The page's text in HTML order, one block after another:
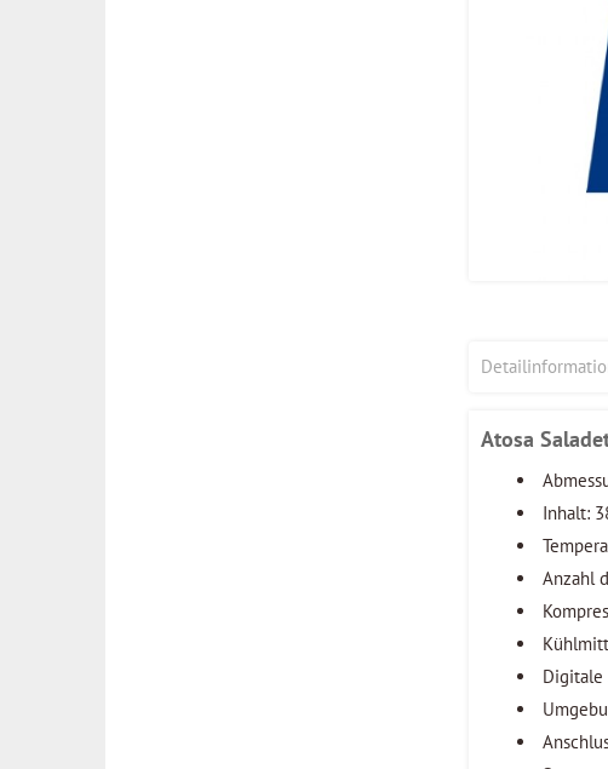
Atosa
Inhalt:
Anzahl
Digitale